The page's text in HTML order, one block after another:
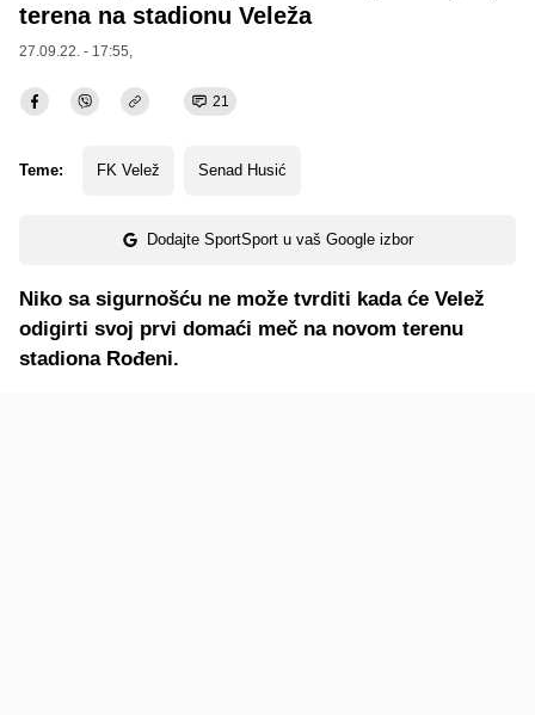
terena na stadionu Veleža
27.09.22. - 17:55,
21
Teme: FK Velež Senad Husić
Dodajte SportSport u vaš Google izbor
Niko sa sigurnošću ne može tvrditi kada će Velež
odigirti svoj prvi domaći meč na novom terenu
stadiona Rođeni.